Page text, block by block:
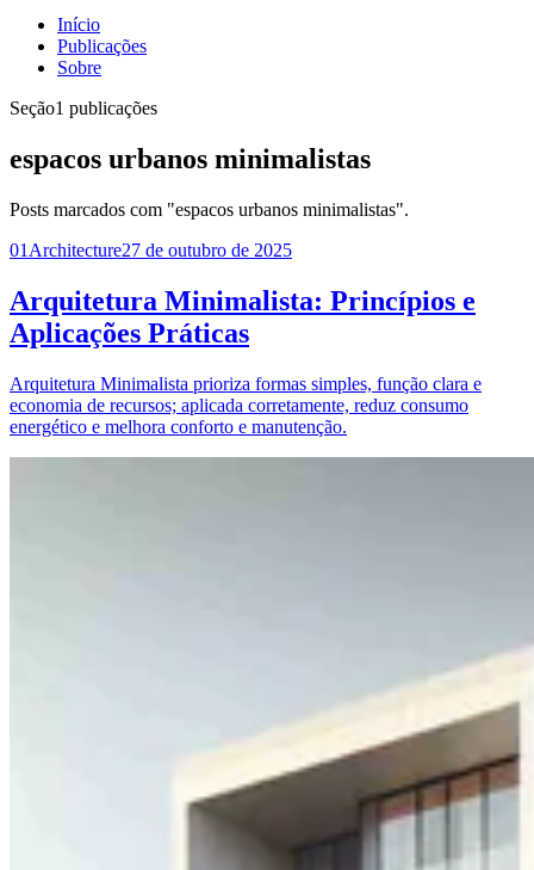
Início
Publicações
Sobre
Seção1 publicações
espacos urbanos minimalistas
Posts marcados com "espacos urbanos minimalistas".
01 Architecture27 de outubro de 2025
Arquitetura Minimalista: Princípios e
Aplicações Práticas
Arquitetura Minimalista prioriza formas simples, função clara e
economia de recursos; aplicada corretamente, reduz consumo
energético e melhora conforto e manutenção.